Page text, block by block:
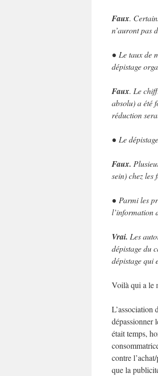
Faux.
n’auront pas
● Le taux de
dépistage
Faux. Le
absolu) a été
réduction
● Le
Faux.
sein) chez les
● Parmi les
l’information
Vrai. Les
dépistage du
dépistage qui
Voilà qui a le
L’association
dépassionner
était temps,
contre
que la